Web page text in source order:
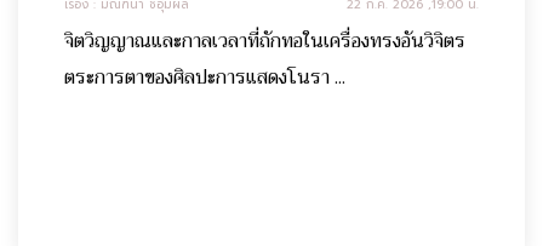
เรื่อง : มัณฑนา ชอุ่มผล 22 ก.ค. 2026 ,19:00 น.
จิตวิญญาณและกาลเวลาที่ถักทอในเครื่องทรงอันวิจิตร
ตระการตาของศิลปะการแสดงโนรา ...